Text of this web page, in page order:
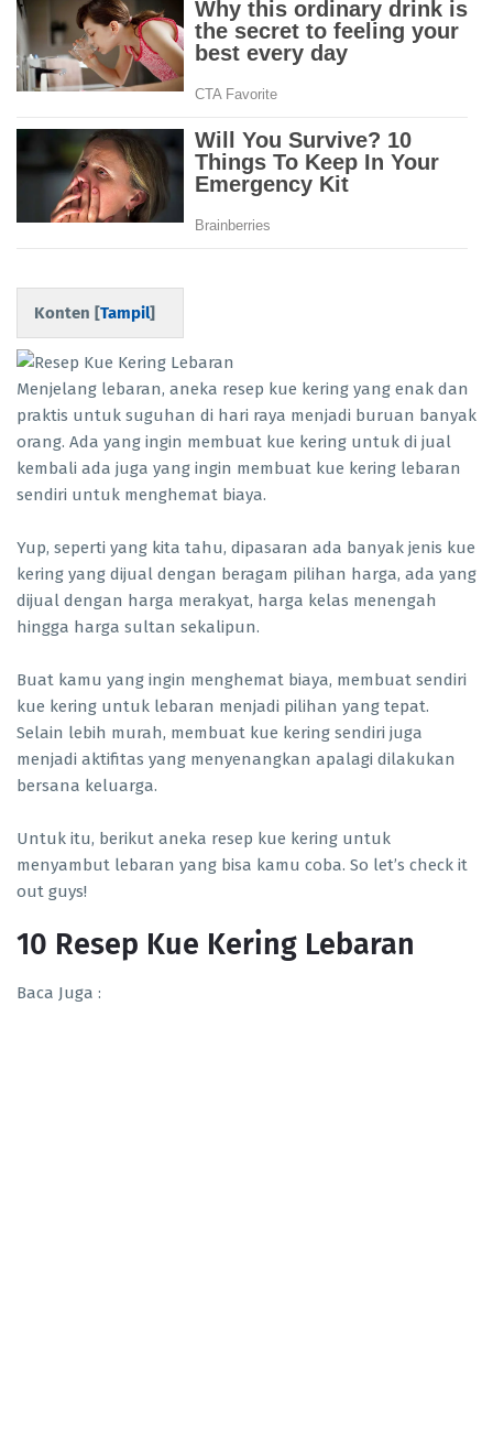
Konten [Tampil]
Menjelang lebaran, aneka resep kue kering yang enak dan
praktis untuk suguhan di hari raya menjadi buruan banyak
orang. Ada yang ingin membuat kue kering untuk di jual
kembali ada juga yang ingin membuat kue kering lebaran
sendiri untuk menghemat biaya.
Yup, seperti yang kita tahu, dipasaran ada banyak jenis kue
kering yang dijual dengan beragam pilihan harga, ada yang
dijual dengan harga merakyat, harga kelas menengah
hingga harga sultan sekalipun.
Buat kamu yang ingin menghemat biaya, membuat sendiri
kue kering untuk lebaran menjadi pilihan yang tepat.
Selain lebih murah, membuat kue kering sendiri juga
menjadi aktifitas yang menyenangkan apalagi dilakukan
bersana keluarga.
Untuk itu, berikut aneka resep kue kering untuk
menyambut lebaran yang bisa kamu coba. So let’s check it
out guys!
10 Resep Kue Kering Lebaran
Baca Juga :